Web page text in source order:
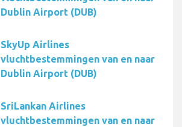
Dublin Airport (DUB)
SkyUp Airlines
vluchtbestemmingen van en naar
Dublin Airport (DUB)
SriLankan Airlines
vluchtbestemmingen van en naar